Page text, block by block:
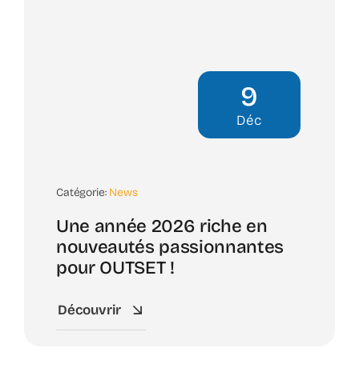
9
Déc
Catégorie: News
Une année 2026 riche en
nouveautés passionnantes
pour OUTSET !
Découvrir